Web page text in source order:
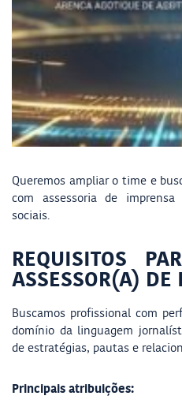
Queremos ampliar o time e
com assessoria de
sociais.
REQUISITOS
ASSESSOR(A)
Buscamos profissional com
domínio da linguagem
de estratégias, pautas e
Principais atribuições: